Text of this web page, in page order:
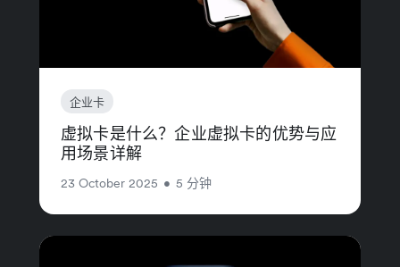
企业卡
虚拟卡是什么？企业虚拟卡的优势与应
用场景详解
23 October 2025 • 5 分钟